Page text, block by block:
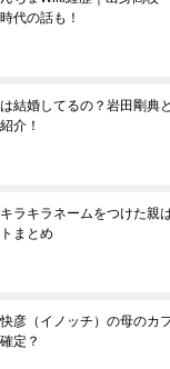
代の話も！
結婚してるの？岩田剛典
介！
ラキラネームをつけた親
まとめ
彦（イノッチ）の母のカ
定？